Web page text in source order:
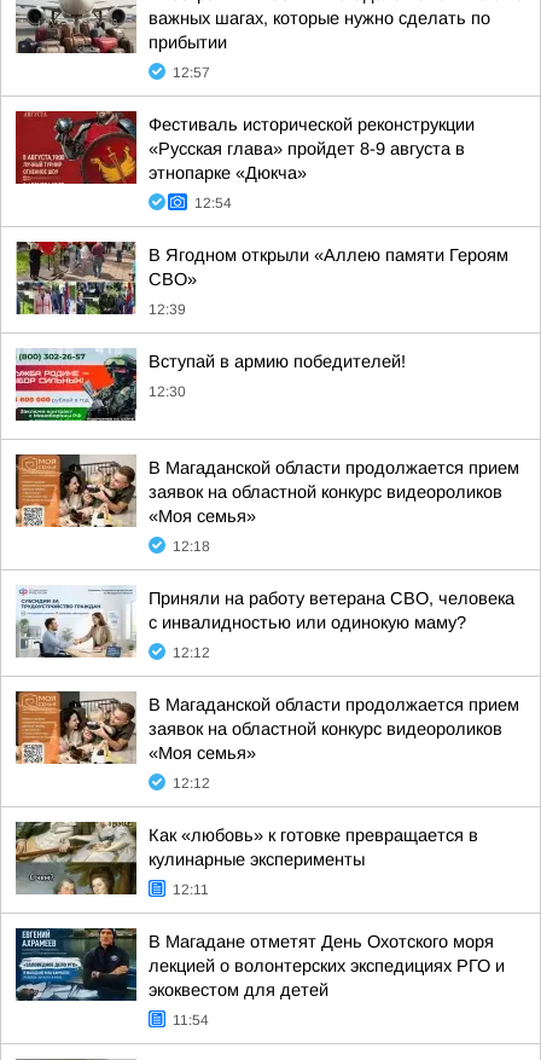
важных шагах, которые нужно сделать по
прибытии
12:57
Фестиваль исторической реконструкции
«Русская глава» пройдет 8-9 августа в
этнопарке «Дюкча»
12:54
В Ягодном открыли «Аллею памяти Героям
СВО»
12:39
Вступай в армию победителей!
12:30
В Магаданской области продолжается прием
заявок на областной конкурс видеороликов
«Моя семья»
12:18
Приняли на работу ветерана СВО, человека
с инвалидностью или одинокую маму?
12:12
В Магаданской области продолжается прием
заявок на областной конкурс видеороликов
«Моя семья»
12:12
Как «любовь» к готовке превращается в
кулинарные эксперименты
12:11
В Магадане отметят День Охотского моря
лекцией о волонтерских экспедициях РГО и
экоквестом для детей
11:54